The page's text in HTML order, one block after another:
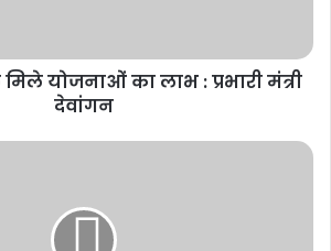
लाइफस्टाइल के संस्थापक की मुलाकात,
छत्तीसगढ़ में टेक्सटाइल और गारमेंट पार्क में
निर्वाचन के लिए राज्य पुलिस नोडल अधिकारी ओ पी
योजनाओं का लाभ : प्रभारी मंत्री
देवांगन